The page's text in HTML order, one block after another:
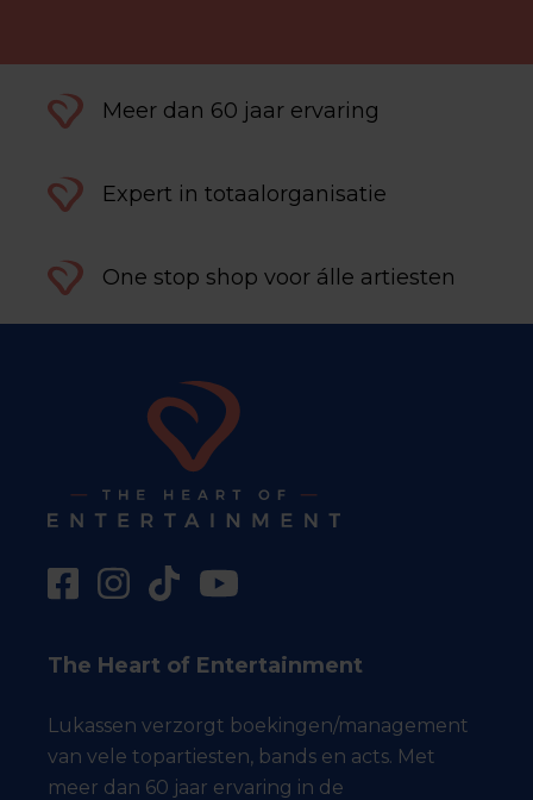
Meer dan 60 jaar ervaring
Expert in totaalorganisatie
One stop shop voor álle artiesten
The Heart of Entertainment
Lukassen verzorgt boekingen/management
van vele topartiesten, bands en acts. Met
meer dan 60 jaar ervaring in de